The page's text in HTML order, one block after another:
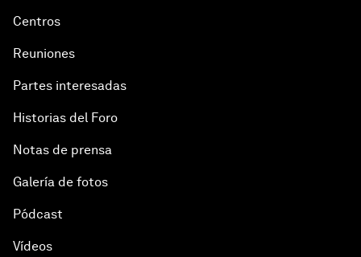
Centros
Reuniones
Partes interesadas
Historias del Foro
Notas de prensa
Galería de fotos
Pódcast
Vídeos